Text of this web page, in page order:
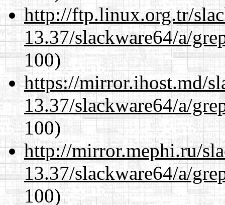
http://ftp.linux.org.tr/
13.37/slackware64/a/
100)
https://mirror.ihost.md/
13.37/slackware64/a/
100)
http://mirror.mephi.ru/
13.37/slackware64/a/
100)